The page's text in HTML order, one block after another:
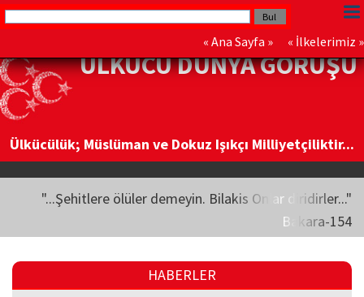
« Ana Sayfa » « İlkelerimiz »
ÜLKÜCÜ DÜNYA GÖRÜŞÜ
Ülkücülük; Müslüman ve Dokuz Işıkçı Milliyetçiliktir...
"...Şehitlere ölüler demeyin. Bilakis Onlar diridirler..."
Bakara-154
HABERLER